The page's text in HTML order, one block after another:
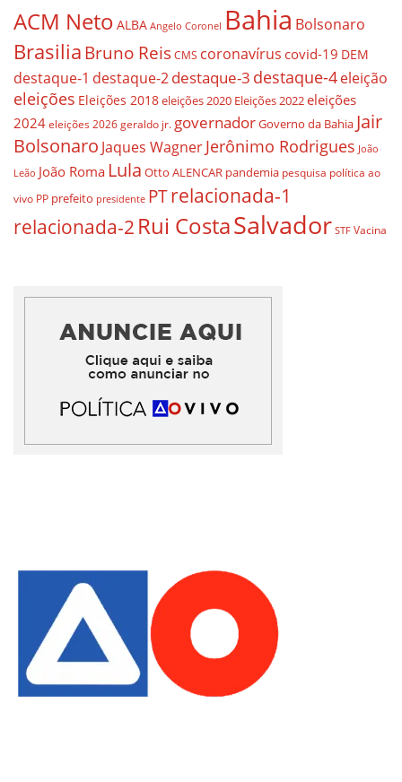
ACM Neto ALBA Angelo Coronel Bahia Bolsonaro
BrasiliaBruno ReisCMS coronavírus covid-19 DEM
destaque-1 destaque-2destaque-3 destaque-4eleição
eleições Eleições 2018eleições 2020 Eleições 2022eleições
2024 eleições 2026 geraldo jr. governadorGoverno da Bahia Jair
Bolsonaro Jaques WagnerJerônimo Rodrigues João
Leão João Roma Lula Otto ALENCAR pandemia pesquisa política ao
vivo PP prefeito presidente PTrelacionada-1
relacionada-2 Rui CostaSalvador STF Vacina